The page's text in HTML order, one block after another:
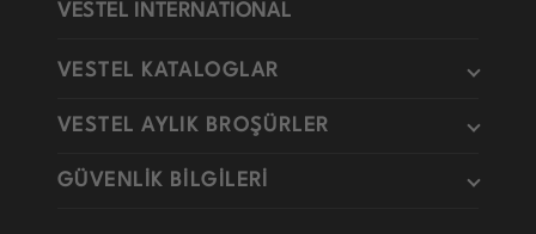
VESTEL INTERNATIONAL
VESTEL KATALOGLAR
VESTEL AYLIK BROŞÜRLER
GÜVENLİK BİLGİLERİ